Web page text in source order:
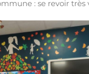
: se revoir très